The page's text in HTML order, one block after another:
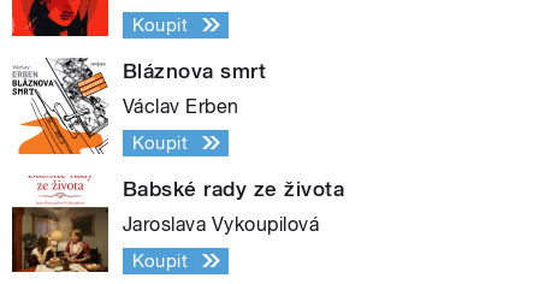
Koupit
Bláznova smrt
Václav Erben
Koupit
Babské rady ze života
Jaroslava Vykoupilová
Koupit